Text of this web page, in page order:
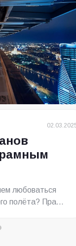
любоваться
полёта? Пра...